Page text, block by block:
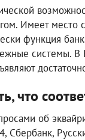
Имеет место
функция
системы.
что
об
Сбербанк,